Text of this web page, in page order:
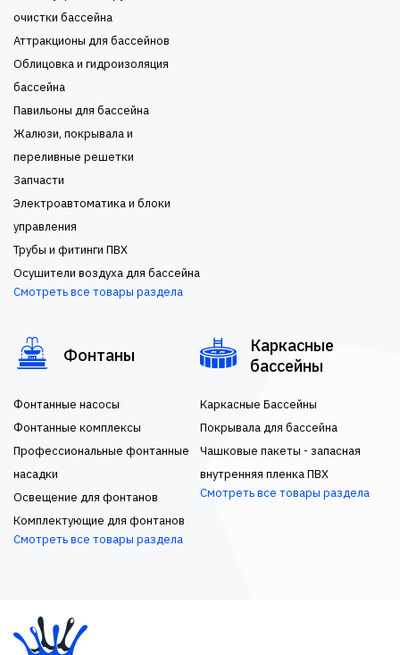
очистки бассейна
Аттракционы для бассейнов
Облицовка и гидроизоляция
бассейна
Павильоны для бассейна
Жалюзи, покрывала и
переливные решетки
Запчасти
Электроавтоматика и блоки
управления
Трубы и фитинги ПВХ
Осушители воздуха для бассейна
Смотреть все товары раздела
Фонтаны
Фонтанные насосы
Фонтанные комплексы
Профессиональные фонтанные
насадки
Освещение для фонтанов
Комплектующие для фонтанов
Смотреть все товары раздела
Каркасные
бассейны
Каркасные Бассейны
Покрывала для бассейна
Чашковые пакеты - запасная
внутренняя пленка ПВХ
Смотреть все товары раздела